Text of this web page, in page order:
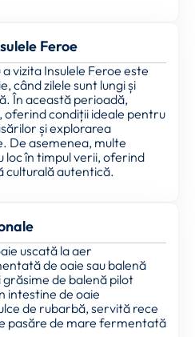
Feroe
vizita Insulele Feroe este
când zilele sunt lungi și
În această perioadă,
oferind condiții ideale pentru
și explorarea
De asemenea, multe
în timpul verii, oferind
autentică.
uscată la aer
de oaie sau balenă
grăsime de balenă pilot
intestine de oaie
de rubarbă, servită rece
pasăre de mare fermentată